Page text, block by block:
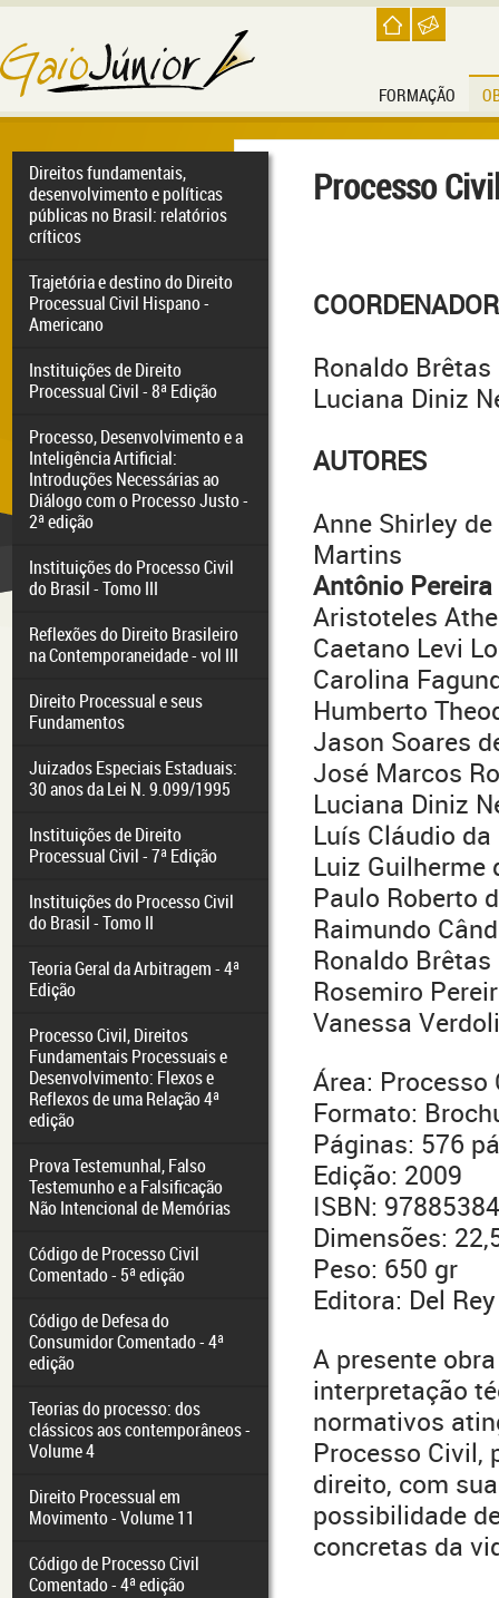
FORMAÇÃO
Direitos fundamentais,
desenvolvimento e políticas
públicas no Brasil: relatórios
críticos
Trajetória e destino do Direito
Processual Civil Hispano -
Americano
Instituições de Direito
Processual Civil - 8ª Edição
Processo, Desenvolvimento e a
Inteligência Artificial:
Introduções Necessárias ao
Diálogo com o Processo Justo -
2ª edição
Instituições do Processo Civil
do Brasil - Tomo III
Reflexões do Direito Brasileiro
na Contemporaneidade - vol III
Direito Processual e seus
Fundamentos
Juizados Especiais Estaduais:
30 anos da Lei N. 9.099/1995
Instituições de Direito
Processual Civil - 7ª Edição
Instituições do Processo Civil
do Brasil - Tomo II
Teoria Geral da Arbitragem - 4ª
Edição
Processo Civil, Direitos
Fundamentais Processuais e
Desenvolvimento: Flexos e
Reflexos de uma Relação 4ª
edição
Prova Testemunhal, Falso
Testemunho e a Falsificação
Não Intencional de Memórias
Código de Processo Civil
Comentado - 5ª edição
Código de Defesa do
Consumidor Comentado - 4ª
edição
Teorias do processo: dos
clássicos aos contemporâneos -
Volume 4
Direito Processual em
Movimento - Volume 11
Código de Processo Civil
Comentado - 4ª edição
Processo
Ronaldo
Luciana Diniz
AUTORES
Anne Shirley
Martins
Antônio
Aristoteles
Caetano Levi
Carolina
Humberto
Jason Soares
José Marcos
Luciana Diniz
Luís Cláudio
Luiz Guilherme
Paulo Roberto
Raimundo
Ronaldo
Rosemiro
Vanessa
Área: Processo
Formato:
Páginas: 576
Edição: 2009
ISBN:
Dimensões:
Peso: 650 gr
Editora: Del Rey
A presente
interpretação
normativos
Processo Civil,
direito, com
possibilidade
concretas da